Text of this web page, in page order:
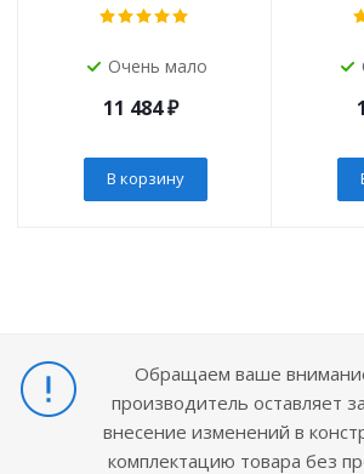
Очень мало
11 484₽
В корзину
Обращаем ваше
производитель оставляет
внесение изменений в
комплектацию товара без